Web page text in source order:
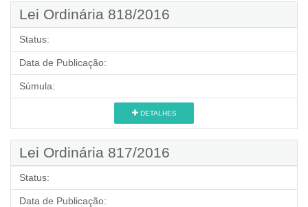
Lei Ordinária 818/2016
Status:
Data de Publicação:
Súmula:
DETALHES
Lei Ordinária 817/2016
Status:
Data de Publicação: